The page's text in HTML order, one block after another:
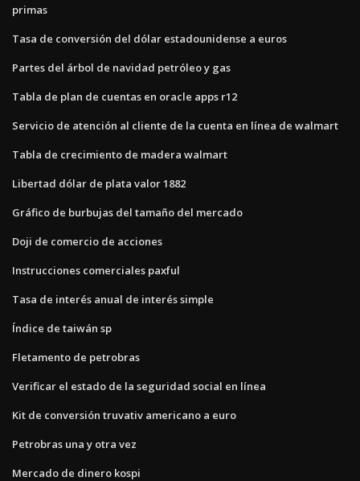
primas
Tasa de conversión del dólar estadounidense a euros
Partes del árbol de navidad petróleo y gas
Tabla de plan de cuentas en oracle apps r12
Servicio de atención al cliente de la cuenta en línea de walmart
Tabla de crecimiento de madera walmart
Libertad dólar de plata valor 1882
Gráfico de burbujas del tamaño del mercado
Doji de comercio de acciones
Instrucciones comerciales paxful
Tasa de interés anual de interés simple
Índice de taiwán sp
Fletamento de petrobras
Verificar el estado de la seguridad social en línea
Kit de conversión truvativ americano a euro
Petrobras una y otra vez
Mercado de dinero kospi